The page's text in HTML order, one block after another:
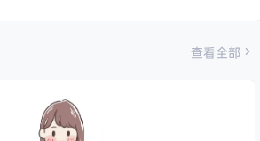
查看全部